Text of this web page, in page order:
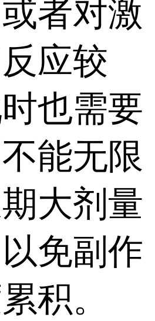
者对激
应较
也需要
能无限
大剂量
免副作
积。